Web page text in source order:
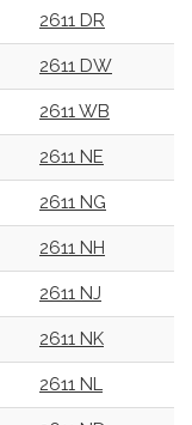
2611 DR
2611 DW
2611 WB
2611 NE
2611 NG
2611 NH
2611 NJ
2611 NK
2611 NL